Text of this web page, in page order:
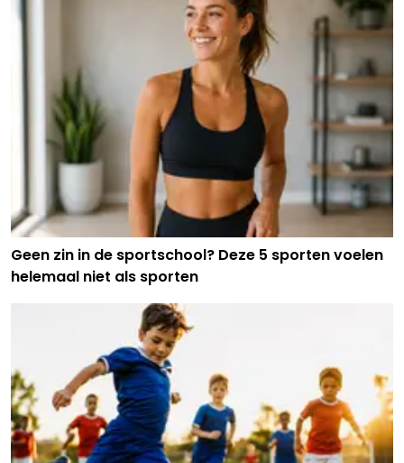
Geen zin in de sportschool? Deze 5 sporten voelen
helemaal niet als sporten